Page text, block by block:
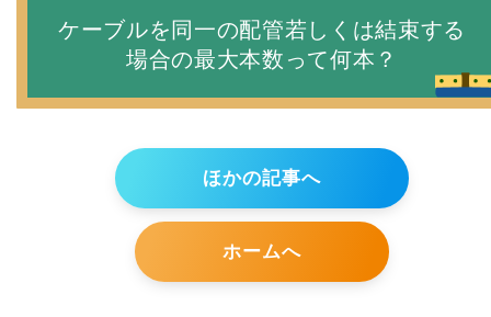
ケーブルを同一の配管若しくは結束する
場合の最大本数って何本？
ほかの記事へ
ホームへ